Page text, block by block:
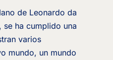
de Leonardo da
ha cumplido una
varios
mundo, un mundo